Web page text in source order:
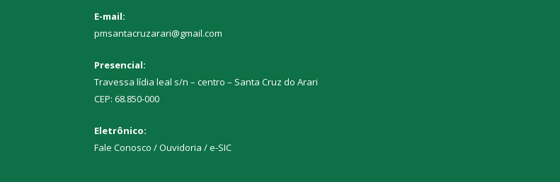
E-mail:
pmsantacruzarari@gmail.com
Presencial:
Travessa lídia leal s/n – centro – Santa Cruz do Arari
CEP: 68.850-000
Eletrônico:
Fale Conosco / Ouvidoria / e-SIC